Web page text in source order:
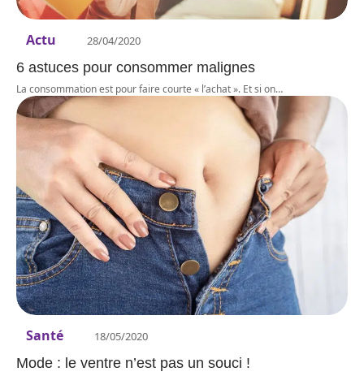
Actu 28/04/2020
6 astuces pour consommer malignes
La consommation est pour faire courte « l’achat ». Et si on…
Santé 18/05/2020
Mode : le ventre n’est pas un souci !